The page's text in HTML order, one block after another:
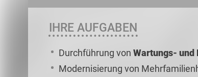
IHRE AUFGABEN
Durchführung von Wartungs-
Modernisierung von